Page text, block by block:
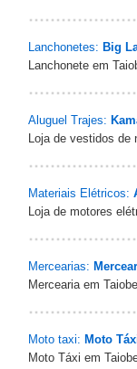
Lanchonetes: Big
Lanchonete em
Aluguel Trajes:
Loja de vestidos de
Materiais Elétricos:
Loja de motores
Mercearias:
Mercearia em
Moto taxi: Moto
Moto Táxi em